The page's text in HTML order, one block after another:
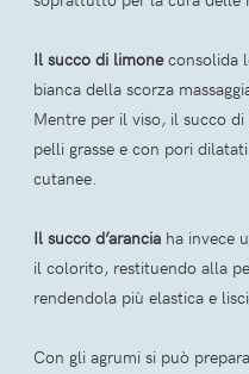
Il succo di limoneconsolida
bianca della scorza
Mentre per il viso, il succo
pelli grasse e con pori
cutanee.
Il succo d’arancia ha invece
il colorito, restituendo alla
rendendola più elastica e
Con gli agrumi si può